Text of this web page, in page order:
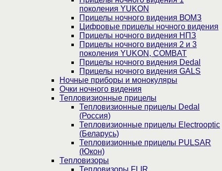
поколения YUKON
Прицелы ночного видения ВОМЗ
Цифровые прицелы ночного видения
Прицелы ночного видения НПЗ
Прицелы ночного видения 2 и 3
поколения YUKON, COMBAT
Прицелы ночного видения Dedal
Прицелы ночного видения GALS
Ночные приборы и монокуляры
Очки ночного видения
Тепловизионные прицелы
Тепловизионные прицелы Dedal
(Россия)
Тепловизионные прицелы Electrooptic
(Беларусь)
Тепловизионные прицелы PULSAR
(Юкон)
Тепловизоры